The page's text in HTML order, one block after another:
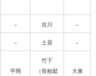
− 吉川 −
− 土居 −
平岡
竹下
（骨粗鬆
大東